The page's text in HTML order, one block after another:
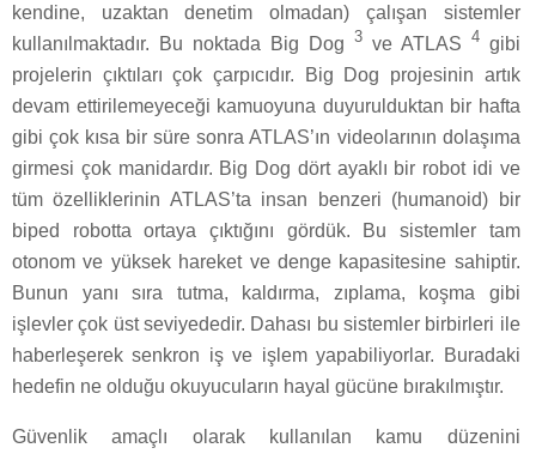
kendine, uzaktan denetim olmadan) çalışan sistemler
kullanılmaktadır. Bu noktada Big Dog 3ve ATLAS 4gibi
projelerin çıktıları çok çarpıcıdır. Big Dog projesinin artık
devam ettirilemeyeceği kamuoyuna duyurulduktan bir hafta
gibi çok kısa bir süre sonra ATLAS’ın videolarının dolaşıma
girmesi çok manidardır. Big Dog dört ayaklı bir robot idi ve
tüm özelliklerinin ATLAS’ta insan benzeri (humanoid) bir
biped robotta ortaya çıktığını gördük. Bu sistemler tam
otonom ve yüksek hareket ve denge kapasitesine sahiptir.
Bunun yanı sıra tutma, kaldırma, zıplama, koşma gibi
işlevler çok üst seviyededir. Dahası bu sistemler birbirleri ile
haberleşerek senkron iş ve işlem yapabiliyorlar. Buradaki
hedefin ne olduğu okuyucuların hayal gücüne bırakılmıştır.
Güvenlik amaçlı olarak kullanılan kamu düzenini